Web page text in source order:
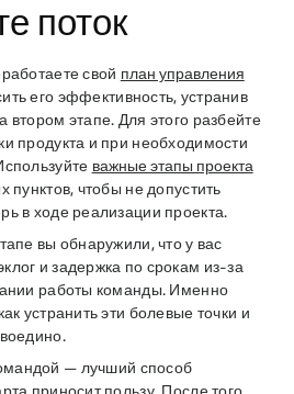
поток
свой план управления
его эффективность, устранив
втором этапе. Для этого разбейте
продукта и при необходимости
важные этапы проекта
пунктов, чтобы не допустить
в ходе реализации проекта.
вы обнаружили, что у вас
и задержка по срокам из-за
работы команды. Именно
устранить эти болевые точки и
— лучший способ